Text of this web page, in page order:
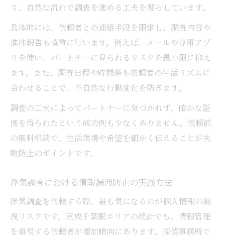
り、自然な流れで調査を進める工夫を凝らしています。
具体的には、依頼者との連絡手段を限定し、調査内容や
進捗報告も慎重に行います。例えば、メールや専用アプ
リを使い、パートナーに見られるリスクを最小限に抑え
ます。また、調査日程や時間帯も依頼者の生活リズムに
合わせることで、不自然な行動変化を防ぎます。
調査の工夫によってパートナーに気づかれず、確かな証
拠を得られたという成功例も少なくありません。依頼前
の無料相談で、生活環境や希望を細かく伝えることが失
敗防止のポイントです。
浮気調査における情報漏洩防止の実践方法
浮気調査を依頼する際、最も気になるのが個人情報の漏
洩リスクです。京成千葉駅エリアの統計でも、情報管理
を重視する依頼者が増加傾向にあります。探偵事務所で